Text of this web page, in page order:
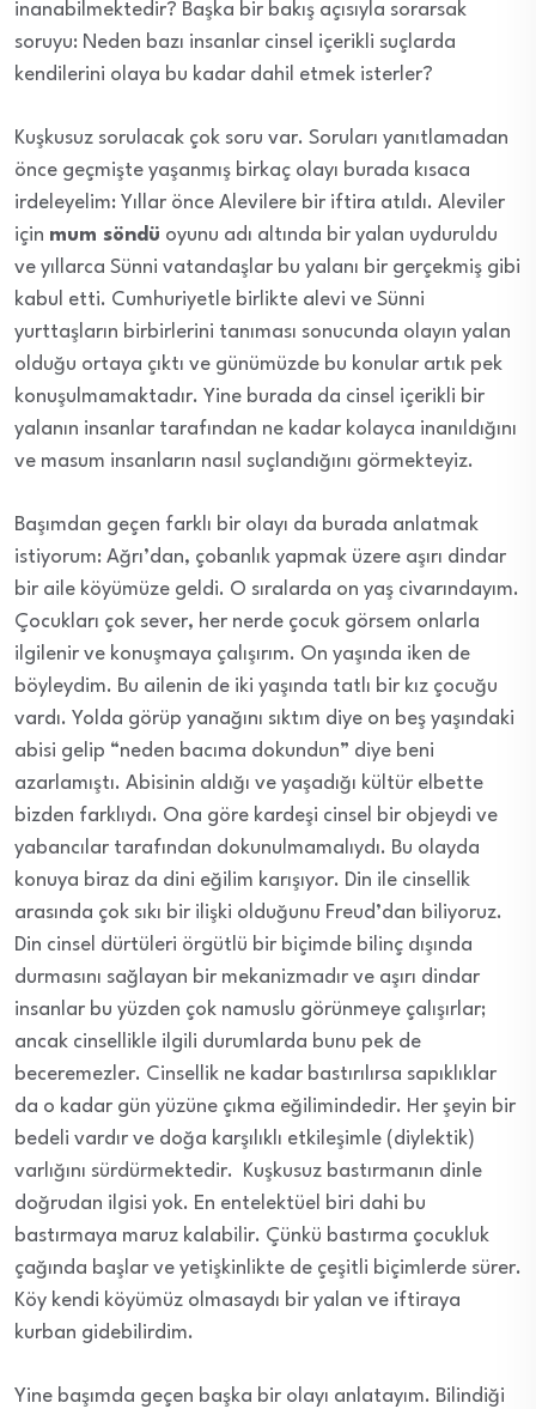
inanabilmektedir? Başka bir bakış açısıyla sorarsak
soruyu: Neden bazı insanlar cinsel içerikli suçlarda
kendilerini olaya bu kadar dahil etmek isterler?
Kuşkusuz sorulacak çok soru var. Soruları yanıtlamadan
önce geçmişte yaşanmış birkaç olayı burada kısaca
irdeleyelim: Yıllar önce Alevilere bir iftira atıldı. Aleviler
için mum söndü oyunu adı altında bir yalan uyduruldu
ve yıllarca Sünni vatandaşlar bu yalanı bir gerçekmiş gibi
kabul etti. Cumhuriyetle birlikte alevi ve Sünni
yurttaşların birbirlerini tanıması sonucunda olayın yalan
olduğu ortaya çıktı ve günümüzde bu konular artık pek
konuşulmamaktadır. Yine burada da cinsel içerikli bir
yalanın insanlar tarafından ne kadar kolayca inanıldığını
ve masum insanların nasıl suçlandığını görmekteyiz.
Başımdan geçen farklı bir olayı da burada anlatmak
istiyorum: Ağrı’dan, çobanlık yapmak üzere aşırı dindar
bir aile köyümüze geldi. O sıralarda on yaş civarındayım.
Çocukları çok sever, her nerde çocuk görsem onlarla
ilgilenir ve konuşmaya çalışırım. On yaşında iken de
böyleydim. Bu ailenin de iki yaşında tatlı bir kız çocuğu
vardı. Yolda görüp yanağını sıktım diye on beş yaşındaki
abisi gelip “neden bacıma dokundun” diye beni
azarlamıştı. Abisinin aldığı ve yaşadığı kültür elbette
bizden farklıydı. Ona göre kardeşi cinsel bir objeydi ve
yabancılar tarafından dokunulmamalıydı. Bu olayda
konuya biraz da dini eğilim karışıyor. Din ile cinsellik
arasında çok sıkı bir ilişki olduğunu Freud’dan biliyoruz.
Din cinsel dürtüleri örgütlü bir biçimde bilinç dışında
durmasını sağlayan bir mekanizmadır ve aşırı dindar
insanlar bu yüzden çok namuslu görünmeye çalışırlar;
ancak cinsellikle ilgili durumlarda bunu pek de
beceremezler. Cinsellik ne kadar bastırılırsa sapıklıklar
da o kadar gün yüzüne çıkma eğilimindedir. Her şeyin bir
bedeli vardır ve doğa karşılıklı etkileşimle (diylektik)
varlığını sürdürmektedir. Kuşkusuz bastırmanın dinle
doğrudan ilgisi yok. En entelektüel biri dahi bu
bastırmaya maruz kalabilir. Çünkü bastırma çocukluk
çağında başlar ve yetişkinlikte de çeşitli biçimlerde sürer.
Köy kendi köyümüz olmasaydı bir yalan ve iftiraya
kurban gidebilirdim.
Yine başımda geçen başka bir olayı anlatayım. Bilindiği